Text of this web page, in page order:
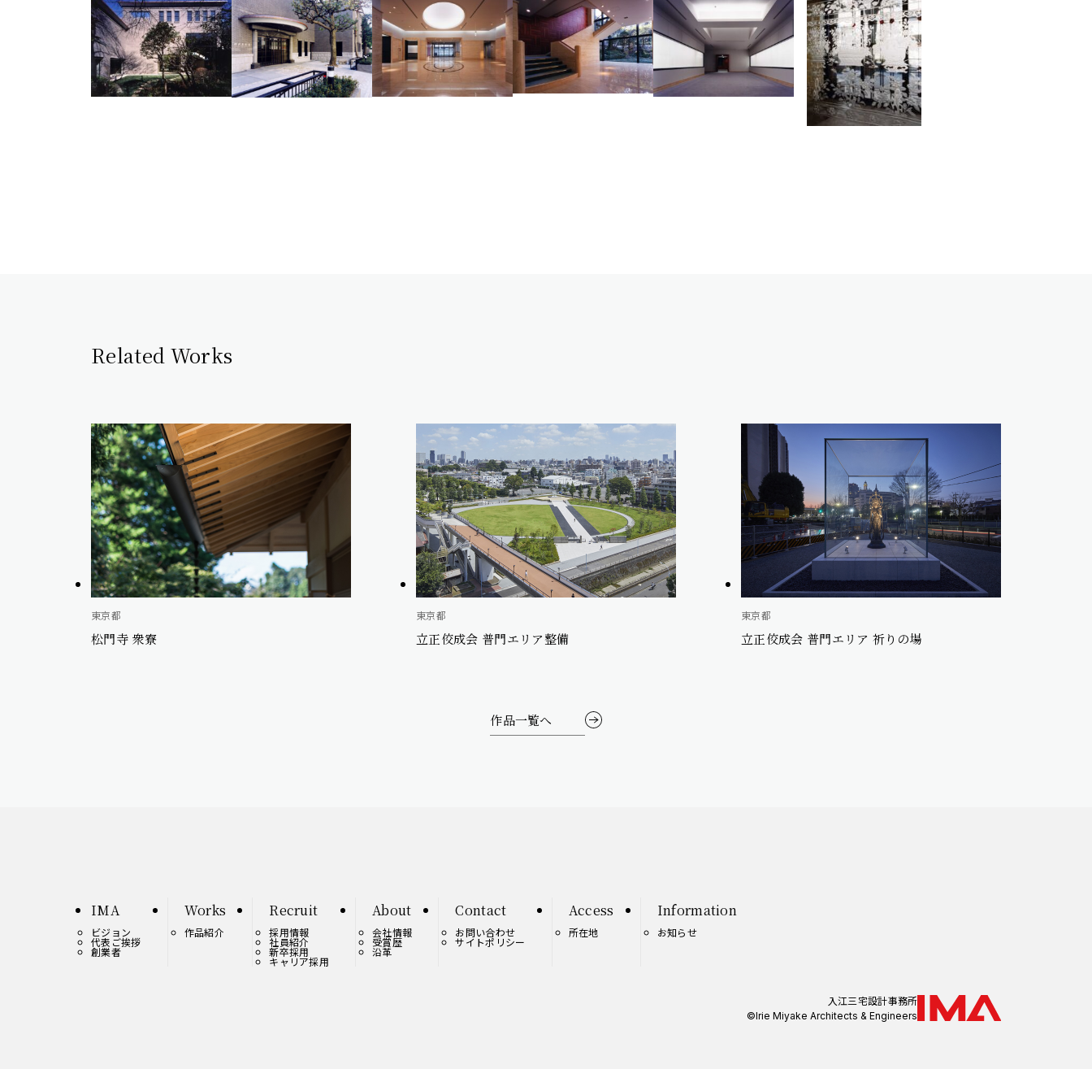
Related Works
東京都
松門寺 衆寮
東京都
立正佼成会 普門エリア整備
東京都
立正佼成会 普門エリア 祈りの場
作品一覧へ
IMA
ビジョン
代表ご挨拶
創業者
Works
作品紹介
Recruit
採用情報
社員紹介
新卒採用
キャリア採用
About
会社情報
受賞歴
沿革
Contact
お問い合わせ
サイトポリシー
Access
所在地
Information
お知らせ
入江三宅設計事務所
©Irie Miyake Architects & Engineers